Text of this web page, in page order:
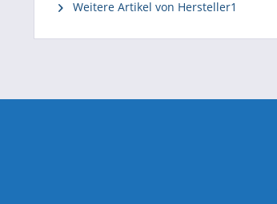
Weitere Artikel von Hersteller1